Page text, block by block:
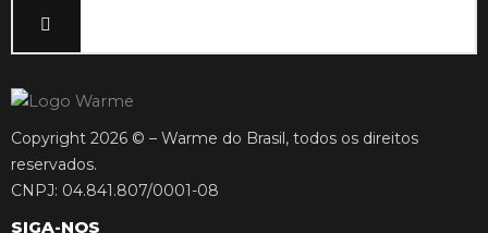
Copyright 2026 © – Warme do Brasil, todos os direitos
reservados.
CNPJ: 04.841.807/0001-08
SIGA-NOS